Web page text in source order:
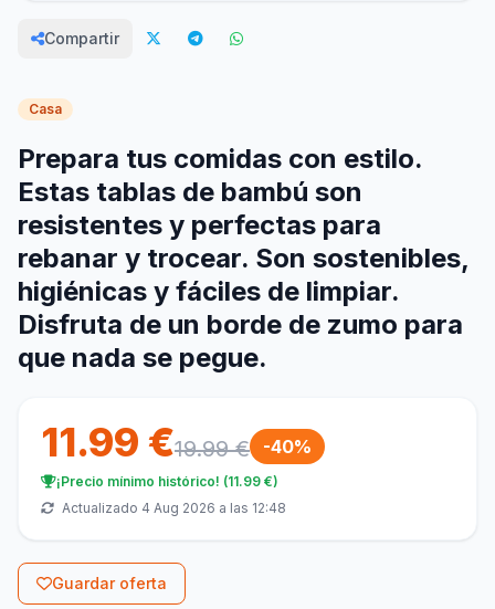
Compartir
Casa
Prepara tus comidas con estilo.
Estas tablas de bambú son
resistentes y perfectas para
rebanar y trocear. Son sostenibles,
higiénicas y fáciles de limpiar.
Disfruta de un borde de zumo para
que nada se pegue.
11.99 €19.99 € -40%
¡Precio mínimo histórico! (11.99 €)
Actualizado 4 Aug 2026 a las 12:48
Guardar oferta